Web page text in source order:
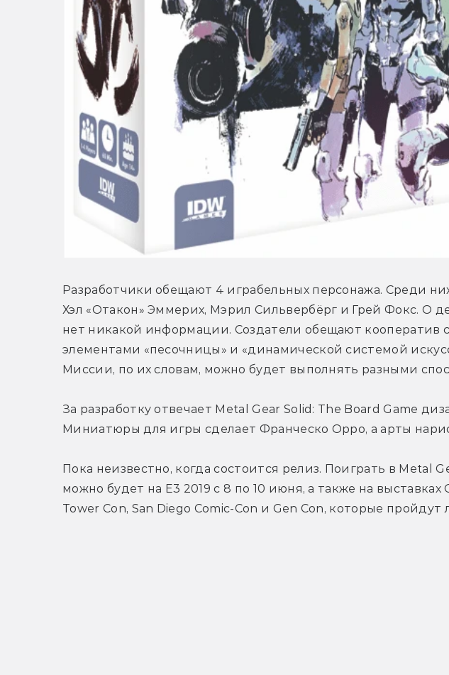
Разработчики обещают 4 играбельных персонажа. Среди
Хэл «Отакон» Эммерих, Мэрил Сильвербёрг и Грей Фокс. О
нет никакой информации. Создатели обещают кооператив с
элементами «песочницы» и «динамической системой
Миссии, по их словам, можно будет выполнять разными
За разработку отвечает Metal Gear Solid: The Board Game
Миниатюры для игры сделает Франческо Орро, а арты
Пока неизвестно, когда состоится релиз. Поиграть в Metal
можно будет на E3 2019 с 8 по 10 июня, а также на выставках
Tower Con, San Diego Comic-Con и Gen Con, которые пройдут